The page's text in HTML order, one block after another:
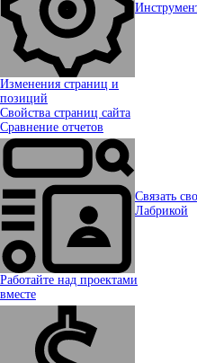
Изменения страниц и
позиций
Свойства страниц сайта
Сравнение отчетов
Связать
Лабрикой
Работайте над проектами
вместе